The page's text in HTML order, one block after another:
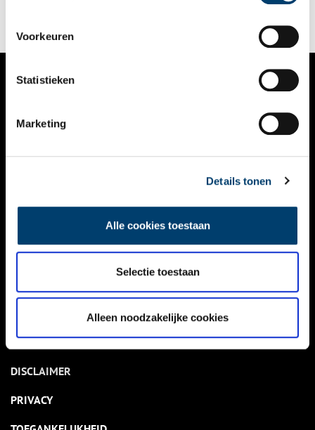
Voorkeuren
Statistieken
Marketing
Details tonen
Alle cookies toestaan
Selectie toestaan
Alleen noodzakelijke cookies
NIEUWS
KALENDER
ACTIVITEITEN
NIEUWSBRIEF
DISCLAIMER
PRIVACY